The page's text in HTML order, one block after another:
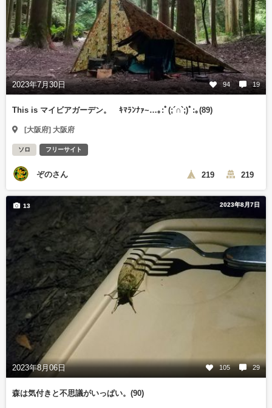
2023年7月30日 94 19
This is マイビアガーデン。 ｷﾏﾗﾝﾅｧ~…｡⁠:ﾟ⁠(⁠;⁠´⁠∩⁠`⁠;⁠)ﾟ⁠:⁠｡(89)
[大阪府] 大阪府
ソロ フリーサイト
ぞのさん 219 219
2023年8月7日
2023年8月06日 105 29
13
森は気付きと不思議がいっぱい。(90)